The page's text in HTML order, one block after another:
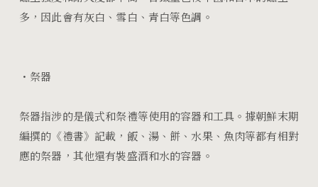
多，因此會有灰白、雪白、青白等色調。
・祭器
祭器指涉的是儀式和祭禮等使用的容器和工具。據朝鮮末期
編撰的《禮書》記載，飯、湯、餅、水果、魚肉等都有相對
應的祭器，其他還有裝盛酒和水的容器。